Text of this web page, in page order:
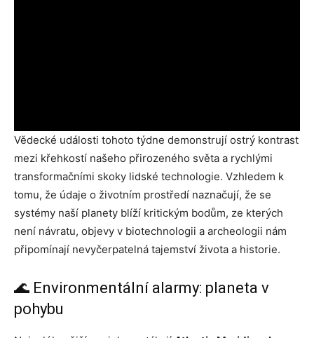
Vědecké události tohoto týdne demonstrují ostrý kontrast
mezi křehkostí našeho přirozeného světa a rychlými
transformačními skoky lidské technologie. Vzhledem k
tomu, že údaje o životním prostředí naznačují, že se
systémy naší planety blíží kritickým bodům, ze kterých
není návratu, objevy v biotechnologii a archeologii nám
připomínají nevyčerpatelná tajemství života a historie.
🌊 Environmentální alarmy: planeta v
pohybu